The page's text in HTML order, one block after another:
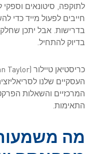
לתוקפה, סיטונאים
חייבים לפעול מייד כדי
בדרישות. אבל יתכן
בדיוק להתחיל.
העסקיים שלנו
המרכזיים והשאלות
התאימות.
מה